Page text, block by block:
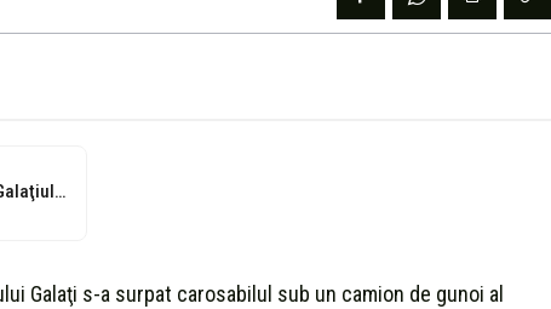
VIDEO: S-a surpat şoseaua în centrul Galaţiului! O maşină de gunoi a...
Galaţi s-a surpat carosabilul sub un camion de gunoi al